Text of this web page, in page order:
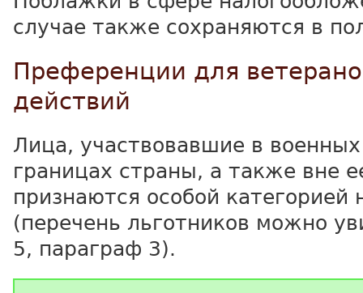
случае также сохраняются в
Преференции для
действий
Лица, участвовавшие в
границах страны, а также вне
признаются особой категорией
(перечень льготников можно
5, параграф 3).